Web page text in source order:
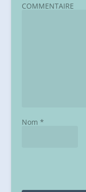
COMMENTAIRE
Nom *